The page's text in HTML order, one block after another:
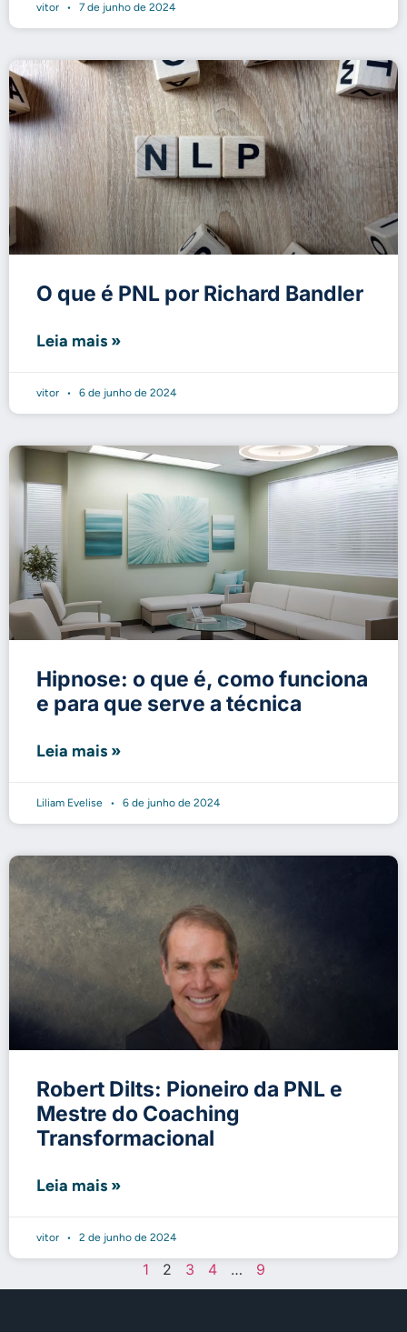
vitor 7 de junho de 2024
O que é PNL por Richard Bandler
Leia mais »
vitor 6 de junho de 2024
Hipnose: o que é, como funciona
e para que serve a técnica
Leia mais »
Liliam Evelise 6 de junho de 2024
Robert Dilts: Pioneiro da PNL e
Mestre do Coaching
Transformacional
Leia mais »
vitor 2 de junho de 2024
1 2 3 4 … 9